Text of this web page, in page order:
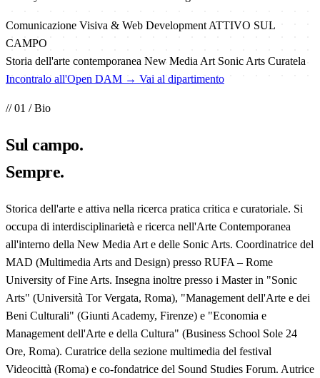
Comunicazione Visiva & Web Development ATTIVO SUL
CAMPO
Storia dell'arte contemporanea New Media Art Sonic Arts Curatela
Incontralo all'Open DAM → Vai al dipartimento
// 01 / Bio
Sulcampo.
Sempre.
Storica dell'arte e attiva nella ricerca pratica critica e curatoriale. Si
occupa di interdisciplinarietà e ricerca nell'Arte Contemporanea
all'interno della New Media Art e delle Sonic Arts. Coordinatrice del
MAD (Multimedia Arts and Design) presso RUFA – Rome
University of Fine Arts. Insegna inoltre presso i Master in "Sonic
Arts" (Università Tor Vergata, Roma), "Management dell'Arte e dei
Beni Culturali" (Giunti Academy, Firenze) e "Economia e
Management dell'Arte e della Cultura" (Business School Sole 24
Ore, Roma). Curatrice della sezione multimedia del festival
Videocittà (Roma) e co-fondatrice del Sound Studies Forum. Autrice